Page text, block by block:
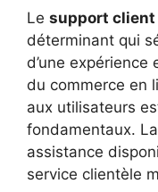
Le support client
déterminant qui
d’une
du commerce en
aux utilisateurs
fondamentaux.
assistance
service clientèle